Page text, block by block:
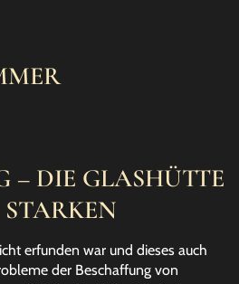
– DIE GLASHÜTTE
erfunden war und dieses auch
der Beschaffung von